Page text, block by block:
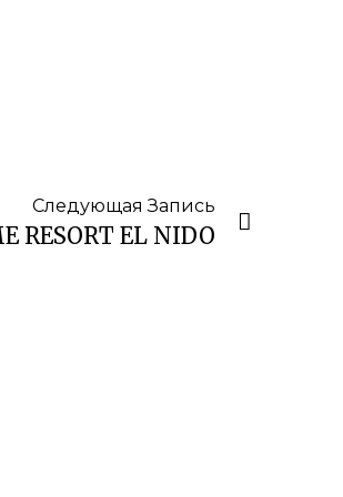
Следующая Запись
RESORT EL NIDO